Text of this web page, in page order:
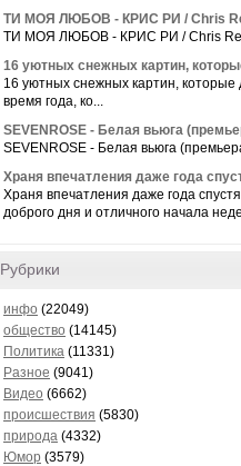
ТИ МОЯ ЛЮБОВ - КРИС РИ / Chris
ТИ МОЯ ЛЮБОВ - КРИС РИ / Chris
16 уютных снежных картин,
16 уютных снежных картин,
время года, ко...
SEVENROSE - Белая вьюга
SEVENROSE - Белая вьюга
Храня впечатления даже года
Храня впечатления даже года
доброго дня и отличного начала
Рубрики
инфо (22049)
общество (14145)
Политика (11331)
Разное (9041)
Видео (6662)
происшествия (5830)
природа (4332)
Юмор (3579)